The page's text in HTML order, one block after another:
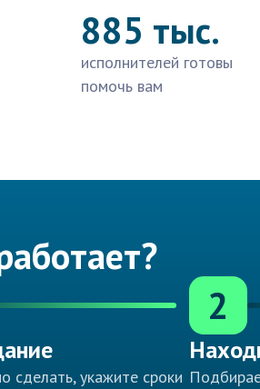
885 тыс.
исполнителей готовы
помочь вам
сделать, укажите сроки
2